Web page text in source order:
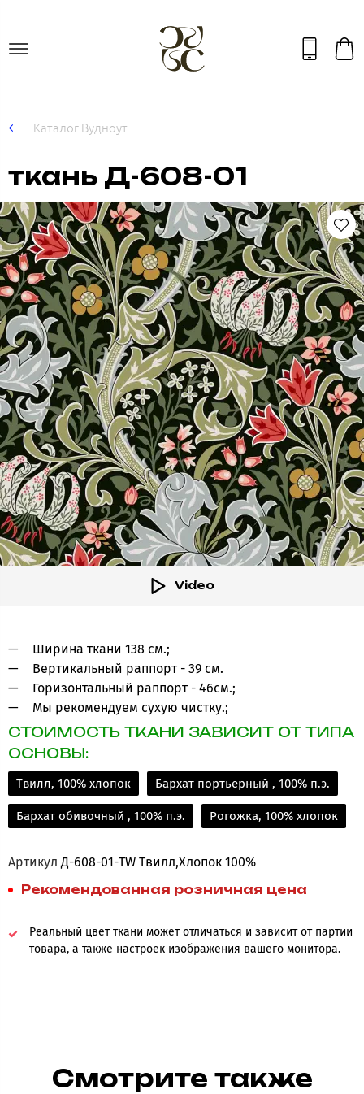
Каталог Вудноут
ткань Д-608-01
Video
Ширина ткани 138 см.;
Вертикальный раппорт - 39 см.
Горизонтальный раппорт - 46см.;
Мы рекомендуем сухую чистку.;
СТОИМОСТЬ ТКАНИ ЗАВИСИТ ОТ ТИПА
ОСНОВЫ:
Твилл, 100% хлопок Бархат портьерный , 100% п.э.
Бархат обивочный , 100% п.э. Рогожка, 100% хлопок
Артикул Д-608-01-TW Твилл,Хлопок 100%
Рекомендованная розничная цена
Реальный цвет ткани может отличаться и зависит от партии
товара, а также настроек изображения вашего монитора.
Смотрите также